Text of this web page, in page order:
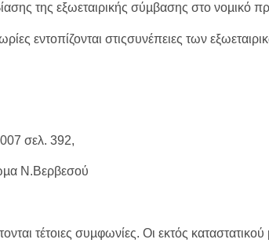
της εξωεταιρικής σύµβασης στο νοµικό
εντοπίζονται στιςσυνέπειες των
σελ. 392,
Ν.Βερβεσού
τέτοιες συµφωνίες. Οι εκτός